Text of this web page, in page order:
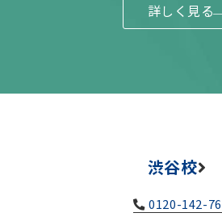
詳しく見る
渋谷校
0120-142-